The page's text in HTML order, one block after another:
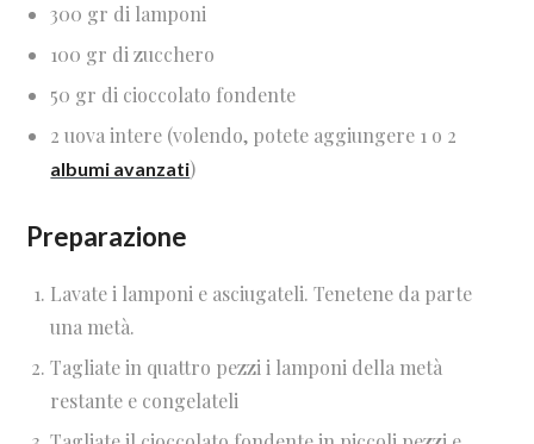
300 gr di lamponi
100 gr di zucchero
50 gr di cioccolato fondente
2 uova intere (volendo, potete aggiungere 1 o 2
albumi avanzati)
Preparazione
Lavate i lamponi e asciugateli. Tenetene da parte
una metà.
Tagliate in quattro pezzi i lamponi della metà
restante e congelateli